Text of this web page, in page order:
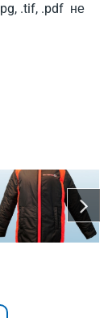
.tif, .pdf не